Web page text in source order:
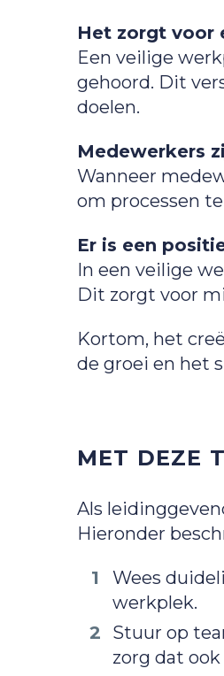
Het zorgt voor
Een veilige
gehoord. Dit
doelen.
Medewerkers
Wanneer
om processen
Er is een
In een veilige
Dit zorgt voor
Kortom, het
de groei en het
MET DEZE
Als
Hieronder
Wees
werkplek.
Stuur op
zorg dat